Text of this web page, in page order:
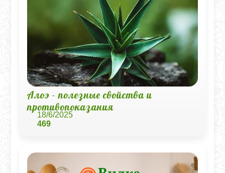
Алоэ - полезные свойства и
противопоказания
18/6/2025
469